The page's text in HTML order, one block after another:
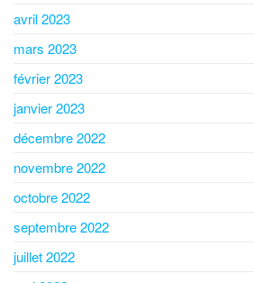
avril 2023
mars 2023
février 2023
janvier 2023
décembre 2022
novembre 2022
octobre 2022
septembre 2022
juillet 2022